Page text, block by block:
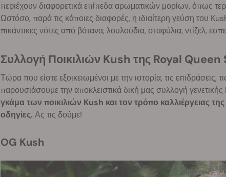
περιέχουν διαφορετικά επίπεδα αρωματικών μορίων, όπως
Ωστόσο, παρά τις κάποιες διαφορές, η ιδιαίτερη γεύση του
πικάντικες νότες από βότανα, λουλούδια, σταφύλια, ντίζελ,
Συλλογή Ποικιλιών Kush της Royal
Τώρα που είστε εξοικειωμένοι με την ιστορία, τις
παρουσιάσουμε την αποκλειστικά δική μας συλλογή γενετικής
γκάμα των ποικιλιών Kush και τον τρόπο καλλιέργειας
οδηγίες. Ας τις δούμε!
OG Kush